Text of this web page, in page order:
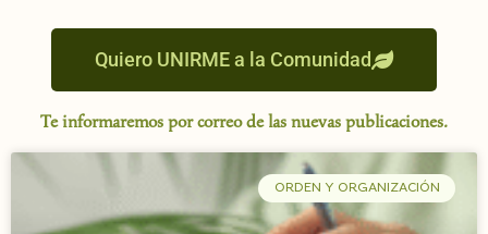
Quiero UNIRME a la Comunidad
Te informaremos por correo de las nuevas publicaciones.
ORDEN Y ORGANIZACIÓN